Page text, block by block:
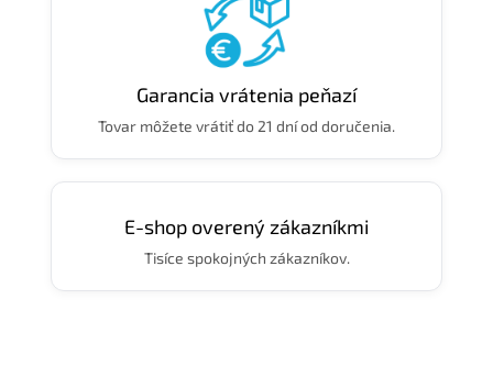
Garancia vrátenia peňazí
Tovar môžete vrátiť do 21 dní od doručenia.
E-shop overený zákazníkmi
Tisíce spokojných zákazníkov.